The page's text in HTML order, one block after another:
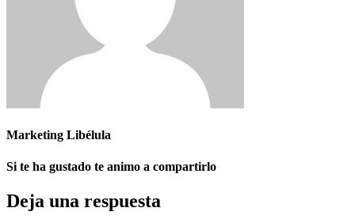
Marketing Libélula
Si te ha gustado te animo a compartirlo
Deja una respuesta